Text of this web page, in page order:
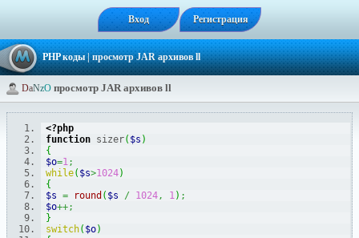
Вход Регистрация
PHP коды| просмотр JAR архивов ll
DaNzO просмотр JAR архивов ll
<?php
function sizer( $s )
{
$o=1;
while( $s>1024)
{
$s = round ( $s / 1024, 1) ;
$o++;
}
switch( $o)